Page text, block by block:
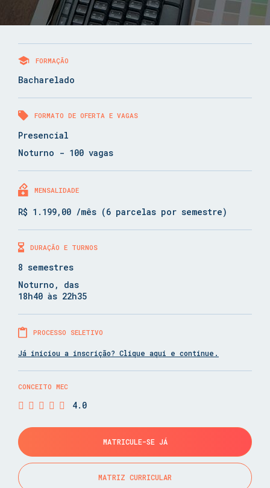
FORMAÇÃO
Bacharelado
FORMATO DE OFERTA E VAGAS
Presencial
Noturno - 100 vagas
MENSALIDADE
R$ 1.199,00 /mês (6 parcelas por semestre)
DURAÇÃO E TURNOS
8 semestres
Noturno, das
18h40 às 22h35
PROCESSO SELETIVO
Já iniciou a inscrição? Clique aqui e continue.
CONCEITO MEC
4.0
MATRICULE-SE JÁ
MATRIZ CURRICULAR